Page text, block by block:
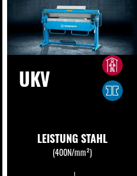
UKV
LEISTUNG STAHL
(400N/mm²)